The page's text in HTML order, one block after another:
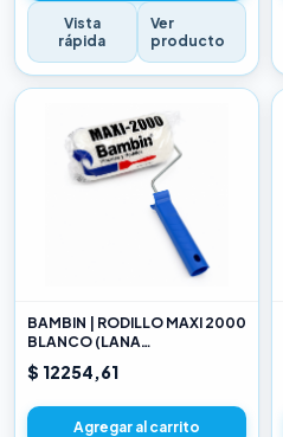
Vista
rápida
Ver
producto
BAMBIN | RODILLO MAXI 2000
BLANCO (LANA
SELECCIONADA) 22CM
$ 12254,61
Agregar al carrito